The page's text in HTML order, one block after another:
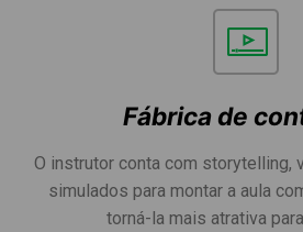
Fábrica de
O instrutor conta com storytelling,
simulados para montar a aula
torná-la mais atrativa